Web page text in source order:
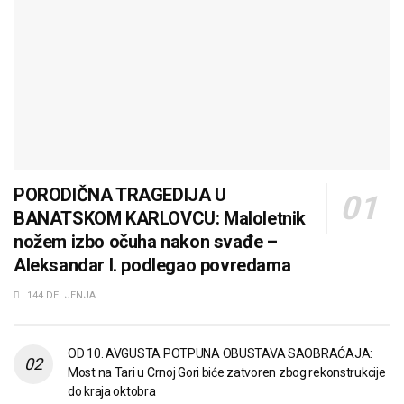
PORODIČNA TRAGEDIJA U
BANATSKOM KARLOVCU: Maloletnik
nožem izbo očuha nakon svađe –
Aleksandar I. podlegao povredama
144 DELJENJA
OD 10. AVGUSTA POTPUNA OBUSTAVA SAOBRAĆAJA:
Most na Tari u Crnoj Gori biće zatvoren zbog rekonstrukcije
do kraja oktobra